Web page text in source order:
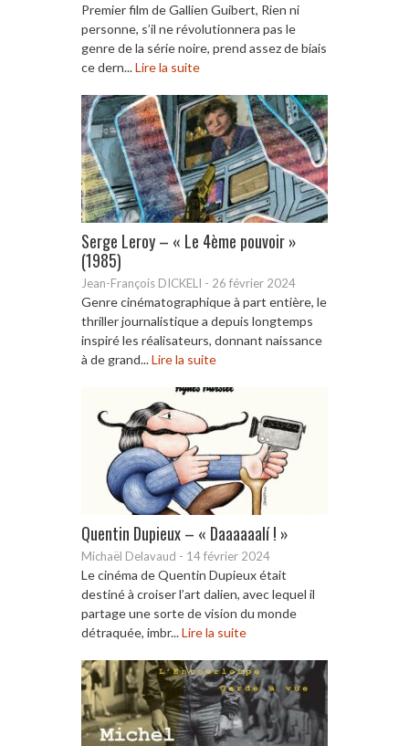
Premier film de Gallien Guibert, Rien ni
personne, s’il ne révolutionnera pas le
genre de la série noire, prend assez de biais
ce dern...Lire la suite
Serge Leroy – « Le 4ème pouvoir »
(1985)
Jean-François DICKELI - 26 février 2024
Genre cinématographique à part entière, le
thriller journalistique a depuis longtemps
inspiré les réalisateurs, donnant naissance
à de grand...Lire la suite
Quentin Dupieux – « Daaaaaalí ! »
Michaël Delavaud - 14 février 2024
Le cinéma de Quentin Dupieux était
destiné à croiser l’art dalien, avec lequel il
partage une sorte de vision du monde
détraquée, imbr...Lire la suite